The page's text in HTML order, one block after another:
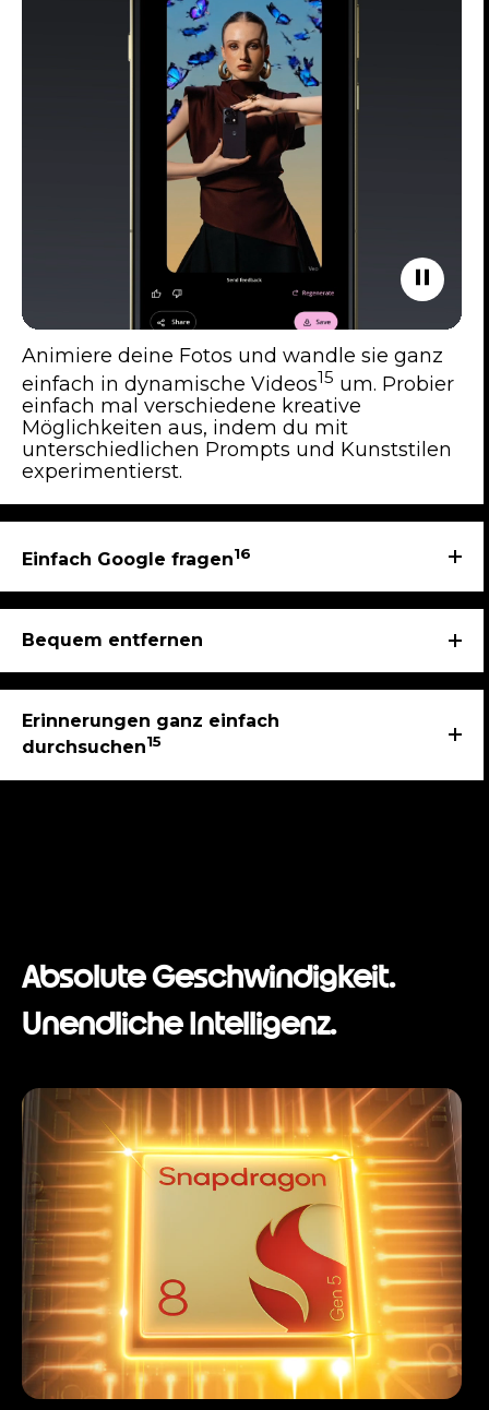
Animiere deine Fotos und wandle sie ganz
einfach in dynamische Videos15 um. Probier
einfach mal verschiedene kreative
Möglichkeiten aus, indem du mit
unterschiedlichen Prompts und Kunststilen
experimentierst.
Einfach Google fragen16
Bequem entfernen
Erinnerungen ganz einfach
durchsuchen15
Absolute Geschwindigkeit.
Unendliche Intelligenz.
I
t
e
m
1